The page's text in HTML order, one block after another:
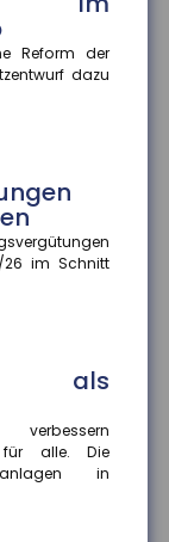
Reform der
dazu
im Schnitt
als
alle. Die
in
bei neu
KMU:
steigen,
Quartal 2026
lebt
mit